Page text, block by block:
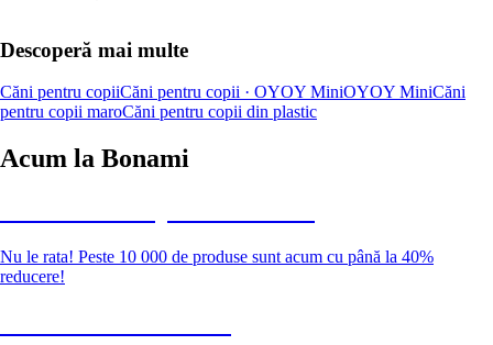
Descoperă mai multe
Căni pentru copiiCăni pentru copii · OYOY MiniOYOY MiniCăni
pentru copii maroCăni pentru copii din plastic
Acum la Bonami
Nu le rata! Peste 10 000 de produse sunt acum cu până la 40%
reducere!